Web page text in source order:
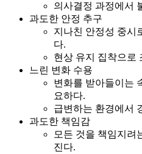
의사결정 과정에서
과도한 안정 추구
지나친 안정성 중시
다.
현상 유지 집착으로
느린 변화 수용
변화를 받아들이는
요하다.
급변하는 환경에서
과도한 책임감
모든 것을 책임지려
진다.